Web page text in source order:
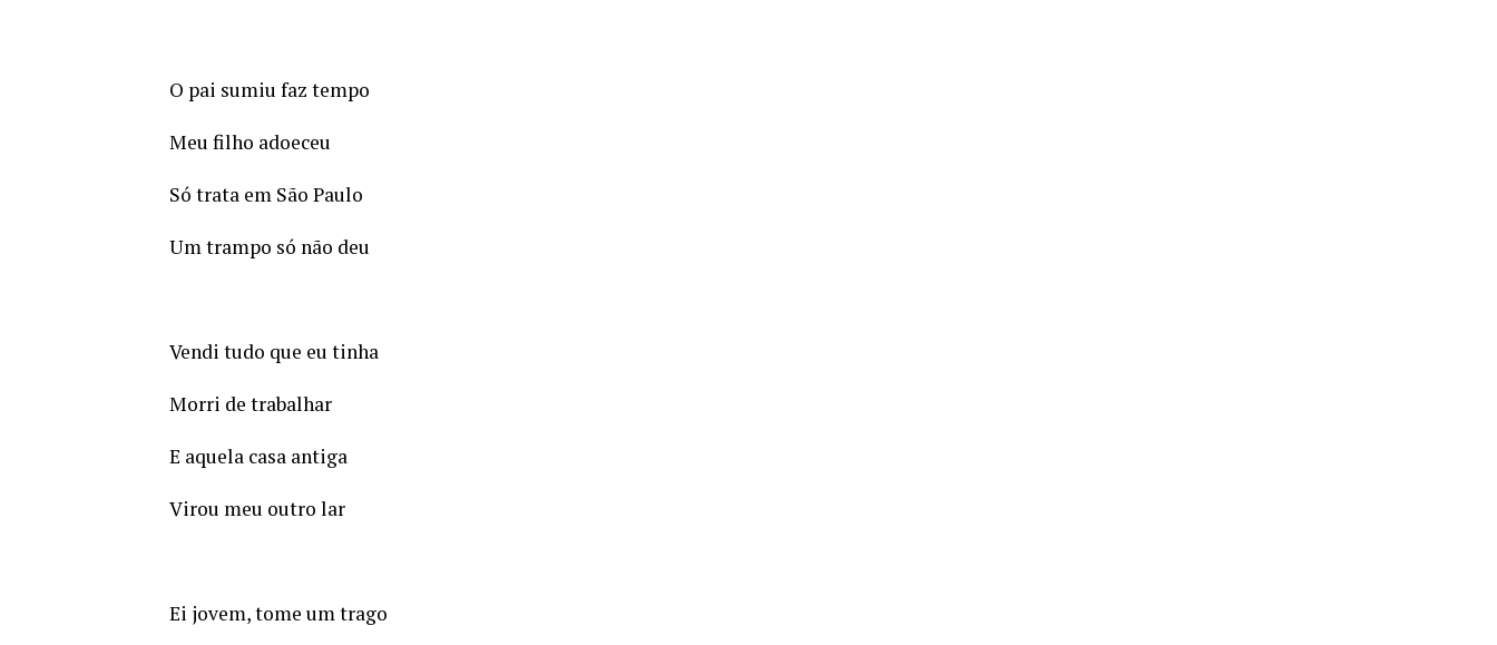
O pai sumiu faz tempo
Meu filho adoeceu
Só trata em São Paulo
Um trampo só não deu
Vendi tudo que eu tinha
Morri de trabalhar
E aquela casa antiga
Virou meu outro lar
Ei jovem, tome um trago